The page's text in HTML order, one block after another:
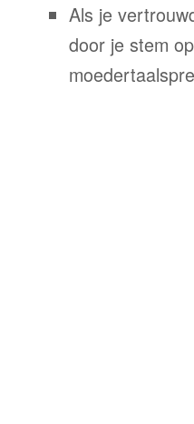
Als je
door je stem